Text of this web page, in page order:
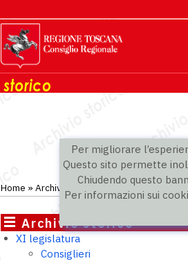
Per migliorare
Questo sito permette
Chiudendo questo
Per informazioni sui
Home » Archivio storico»XI legislatura »
Archivio storico
XI legislatura
Consiglieri